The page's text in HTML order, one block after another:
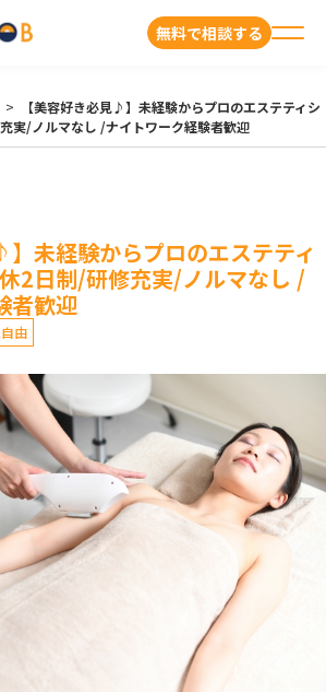
無料で相談する
>
【美容好き必見♪】未経験からプロのエステティシ
実/ノルマなし /ナイトワーク経験者歓迎
】未経験からプロのエステティ
2日制/研修充実/ノルマなし /
者歓迎
由